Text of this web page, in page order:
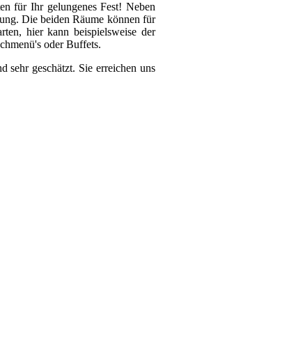
für Ihr gelungenes Fest! Neben
Die beiden Räume können für
hier kann beispielsweise der
oder Buffets.
sehr geschätzt. Sie erreichen uns